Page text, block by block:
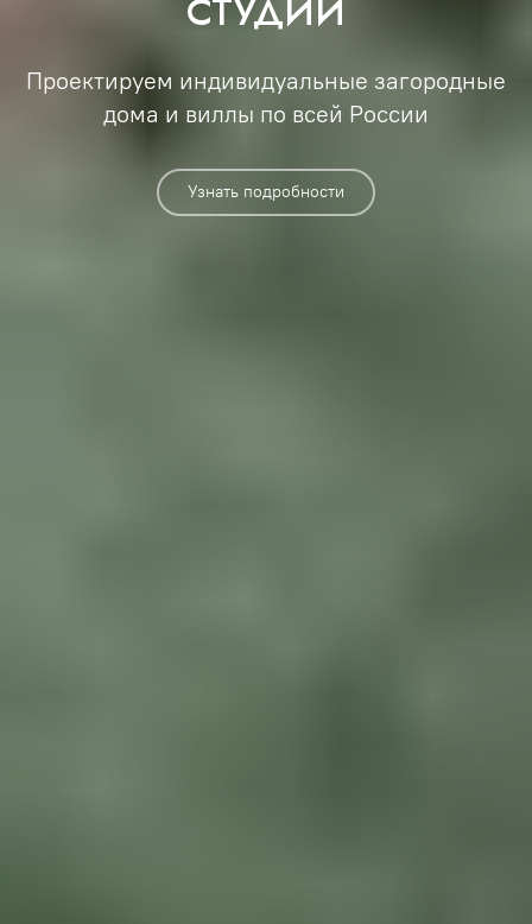
СТУДИЙ
Проектируем индивидуальные загородные
дома и виллы по всей России
Узнать подробности